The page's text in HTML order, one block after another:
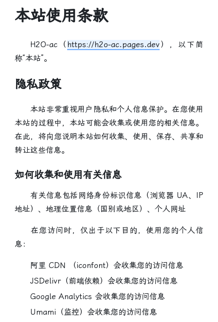
本站使用条款
H2O-ac（ https://h2o-ac.pages.dev），以下简
称“本站”。
隐私政策
本站非常重视用户隐私和个人信息保护。在您使用
本站的过程中，本站可能会收集或使用您的相关信息。
在此，将向您说明本站如何收集、使用、保存、共享和
转让这些信息。
如何收集和使用有关信息
有关信息包括 网络身份标识信息（浏览器 UA、IP
地址）、地理位置信息（国别或地区）、个人网址
在您访问时，仅出于以下目的，使用您的个人信
息：
阿里 CDN （iconfont） 会收集您的访问信息
JSDelivr（前端依赖） 会收集您的访问信息
Google Analytics 会收集您的访问信息
Umami（监控） 会收集您的访问信息